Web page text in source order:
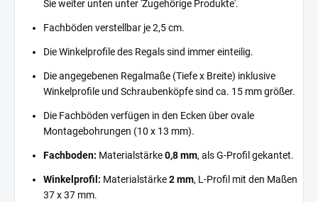
Sie weiter unten unter 'Zugehörige Produkte'.
Fachböden verstellbar je 2,5 cm.
Die Winkelprofile des Regals sind immer einteilig.
Die angegebenen Regalmaße (Tiefe x Breite) inklusive
Winkelprofile und Schraubenköpfe sind ca. 15 mm größer.
Die Fachböden verfügen in den Ecken über ovale
Montagebohrungen (10 x 13 mm).
Fachboden: Materialstärke0,8 mm, als G-Profil gekantet.
Winkelprofil: Materialstärke2 mm, L-Profil mit den Maßen
37 x 37 mm.